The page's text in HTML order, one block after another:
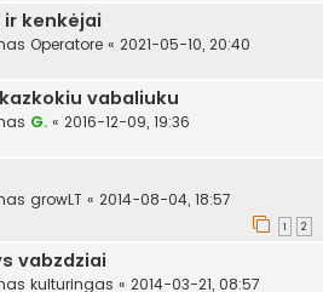
kenkėjai
Operatore « 2021-05-10, 20:40
vabaliuku
G. « 2016-12-09, 19:36
growLT « 2014-08-04, 18:57
1 2
vabzdziai
kulturingas « 2014-03-21, 08:57